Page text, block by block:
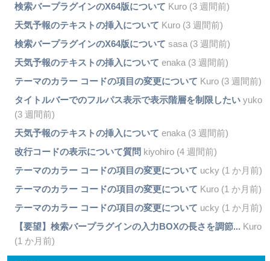
検索バープラグインのX64版について Kuro (3 週間前)
天気予報のテキストの挿入について Kuro (3 週間前)
検索バープラグインのX64版について sasa (3 週間前)
天気予報のテキストの挿入について enaka (3 週間前)
テーマのカラー コードの項目の変更について Kuro (3 週間前)
タイトルバーでのフルパス表示で表示階層を制限したいyuko
(3 週間前)
天気予報のテキストの挿入について enaka (3 週間前)
改行コードの表示について質問 kiyohiro (4 週間前)
テーマのカラー コードの項目の変更について ucky (1 か月前)
テーマのカラー コードの項目の変更について Kuro (1 か月前)
テーマのカラー コードの項目の変更について ucky (1 か月前)
【要望】検索バープラグインの入力BOXの長さを調節... Kuro
(1 か月前)